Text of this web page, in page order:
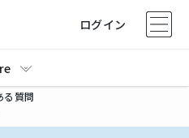
ログイン
る質問